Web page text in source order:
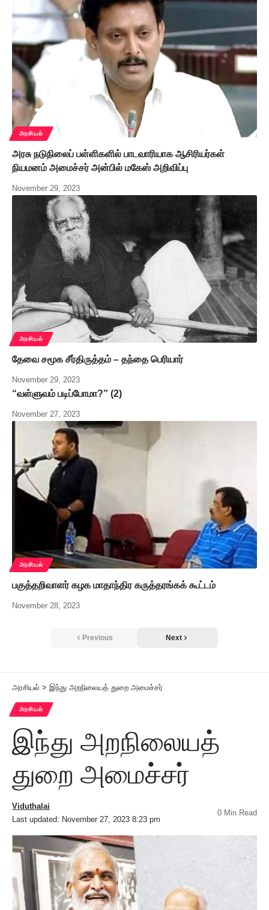
அரசியல்
அரசு நடுநிலைப் பள்ளிகளில் பாடவாரியாக ஆசிரியர்கள்
நியமனம் அமைச்சர் அன்பில் மகேஸ் அறிவிப்பு
November 29, 2023
அரசியல்
தேவை சமூக சீர்திருத்தம் – தந்தை பெரியார்
November 29, 2023
“வள்ளுவம் படிப்போமா?” (2)
November 27, 2023
அரசியல்
பகுத்தறிவாளர் கழக மாதாந்திர கருத்தரங்கக் கூட்டம்
November 28, 2023
Previous Next
அரசியல் > இந்து அறநிலையத் துறை அமைச்சர்
அரசியல்
இந்து அறநிலையத்
துறை அமைச்சர்
Last updated: November 27, 2023 8:23 pm
Viduthalai
0 Min Read